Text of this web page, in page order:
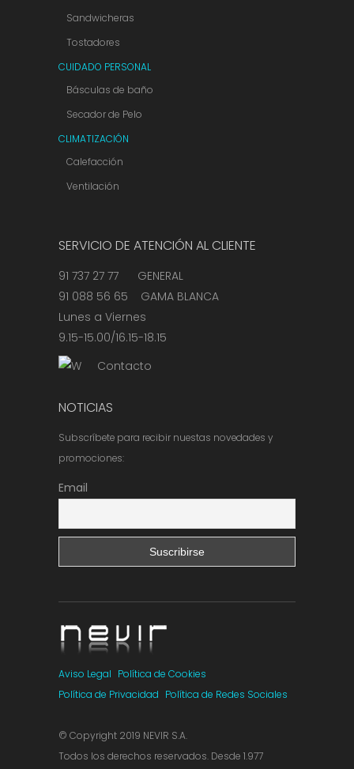
Sandwicheras
Tostadores
CUIDADO PERSONAL
Básculas de baño
Secador de Pelo
CLIMATIZACIÓN
Calefacción
Ventilación
SERVICIO DE ATENCIÓN AL CLIENTE
91 737 27 77 GENERAL
91 088 56 65 GAMA BLANCA
Lunes a Viernes
9.15-15.00/16.15-18.15
Contacto
NOTICIAS
Subscríbete para recibir nuestas novedades y
promociones:
Email
Aviso Legal Política de Cookies
Política de Privacidad Política de Redes Sociales
© Copyright 2019 NEVIR S.A.
Todos los derechos reservados. Desde 1.977